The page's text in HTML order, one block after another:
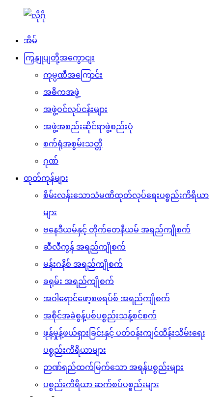
အိမ်
ကြှနျုပျတို့အကွောငျး
ကုမ္ပဏီအကြောင်း
အဓိကအဖွဲ့
အဖွဲ့ဝင်လုပ်ငန်းများ
အဖွဲ့အစည်းဆိုင်ရာဖွဲ့စည်းပုံ
စက်ရုံအစွမ်းသတ္တိ
ဂုဏ်
ထုတ်ကုန်များ
စိမ်းလန်းသောသံမဏိထုတ်လုပ်ရေးပစ္စည်းကိရိယာ
များ
ဗနေဒီယမ်နှင့် တိုက်တေနီယမ် အရည်ကျိုစက်
ဆီလီကွန် အရည်ကျိုစက်
မန်းဂနိစ် အရည်ကျိုစက်
ခရုမ်း အရည်ကျိုစက်
အဝါရောင်ဖော့စဖရပ်စ် အရည်ကျိုစက်
အစိုင်အခဲစွန့်ပစ်ပစ္စည်းသန့်စင်စက်
ဖုန်မှုန့်ဖယ်ရှားခြင်းနှင့် ပတ်ဝန်းကျင်ထိန်းသိမ်းရေး
ပစ္စည်းကိရိယာများ
ဉာဏ်ရည်ထက်မြက်သော အရန်ပစ္စည်းများ
ပစ္စည်းကိရိယာ ဆက်စပ်ပစ္စည်းများ